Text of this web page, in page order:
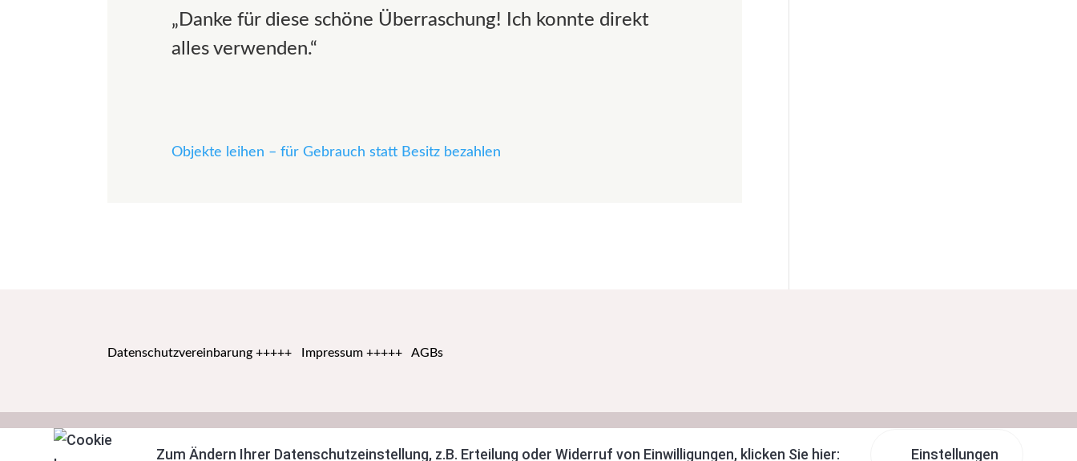
„Danke für diese schöne Überraschung! Ich konnte direkt
alles verwenden.“
Objekte leihen – für Gebrauch statt Besitz bezahlen
Datenschutzvereinbarung +++++ Impressum +++++AGBs
Zum Ändern Ihrer Datenschutzeinstellung, z.B. Erteilung oder Widerruf von Einwilligungen, klicken Sie hier: Einstellungen